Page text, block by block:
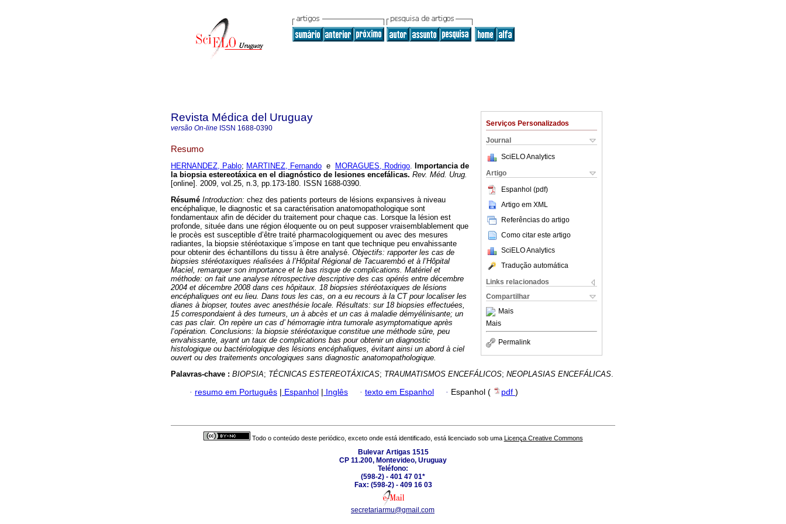
Serviços Personalizados
Journal
SciELO Analytics
Artigo
Espanhol (pdf)
Artigo em XML
Referências do artigo
Como citar este artigo
SciELO Analytics
Tradução automática
Links relacionados
Compartilhar
Mais
Mais
Permalink
Revista Médica del Uruguay
versão On-line ISSN 1688-0390
Resumo
HERNANDEZ, Pablo; MARTINEZ, Fernando e MORAGUES, Rodrigo. Importancia de
la biopsia estereotáxica en el diagnóstico de lesiones encefálicas. Rev. Méd. Urug.
[online]. 2009, vol.25, n.3, pp.173-180. ISSN 1688-0390.
Résumé Introduction: chez des patients porteurs de lésions expansives à niveau
encéphalique, le diagnostic et sa caractérisation anatomopathologique sont
fondamentaux afin de décider du traitement pour chaque cas. Lorsque la lésion est
profonde, située dans une région éloquente ou on peut supposer vraisemblablement que
le procès est susceptible d’être traité pharmacologiquement ou avec des mesures
radiantes, la biopsie stéréotaxique s’impose en tant que technique peu envahissante
pour obtenir des échantillons du tissu à être analysé. Objectifs: rapporter les cas de
biopsies stéréotaxiques réalisées à l’Hôpital Régional de Tacuarembó et à l’Hôpital
Maciel, remarquer son importance et le bas risque de complications. Matériel et
méthode: on fait une analyse rétrospective descriptive des cas opérés entre décembre
2004 et décembre 2008 dans ces hôpitaux. 18 biopsies stéréotaxiques de lésions
encéphaliques ont eu lieu. Dans tous les cas, on a eu recours à la CT pour localiser les
dianes à biopser, toutes avec anesthésie locale. Résultats: sur 18 biopsies effectuées,
15 correspondaient à des tumeurs, un à abcès et un cas à maladie démyélinisante; un
cas pas clair. On repère un cas d’ hémorragie intra tumorale asymptomatique après
l’opération. Conclusions: la biopsie stéréotaxique constitue une méthode sûre, peu
envahissante, ayant un taux de complications bas pour obtenir un diagnostic
histologique ou bactériologique des lésions encéphaliques, évitant ainsi un abord à ciel
ouvert ou des traitements oncologiques sans diagnostic anatomopathologique.
Palavras-chave : BIOPSIA; TÉCNICAS ESTEREOTÁXICAS; TRAUMATISMOS ENCEFÁLICOS; NEOPLASIAS ENCEFÁLICAS.
· resumo em Português | Espanhol | Inglês · texto em Espanhol · Espanhol ( pdf )
Todo o conteúdo deste periódico, exceto onde está identificado, está licenciado sob uma Licença Creative Commons
Bulevar Artigas 1515
CP 11.200, Montevideo, Uruguay
Teléfono:
(598-2) - 401 47 01*
Fax: (598-2) - 409 16 03
secretariarmu@gmail.com